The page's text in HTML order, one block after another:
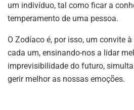
um indivíduo, tal como ficar a
temperamento de uma pessoa.
O Zodíaco é, por isso, um convite
cada um, ensinando-nos a lidar
imprevisibilidade do futuro,
gerir melhor as nossas emoções.